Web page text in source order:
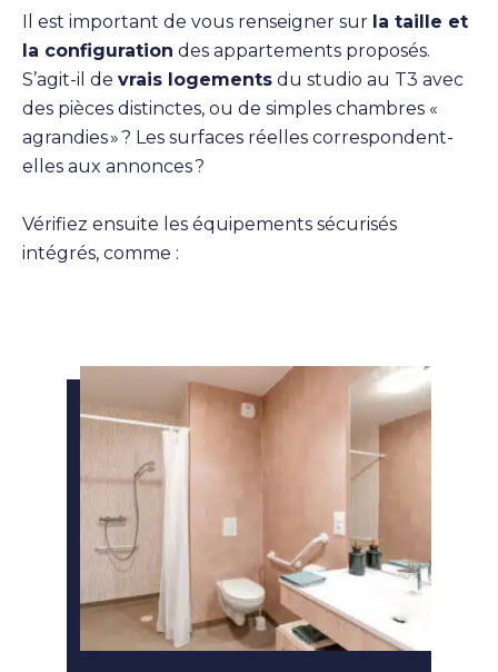
Il est important de vous renseigner sur la taille et
la configuration des appartements proposés.
S’agit-il de vrais logements du studio au T3 avec
des pièces distinctes, ou de simples chambres «
agrandies » ? Les surfaces réelles correspondent-
elles aux annonces ?
Vérifiez ensuite les équipements sécurisés
intégrés, comme :